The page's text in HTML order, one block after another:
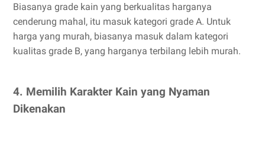
Biasanya grade kain yang berkualitas harganya
cenderung mahal, itu masuk kategori grade A. Untuk
harga yang murah, biasanya masuk dalam kategori
kualitas grade B, yang harganya terbilang lebih murah.
4. Memilih Karakter Kain yang Nyaman
Dikenakan